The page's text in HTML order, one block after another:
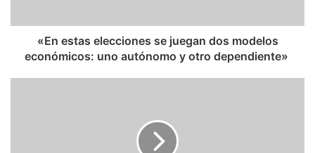
​«En estas elecciones se juegan dos modelos
económicos: uno autónomo y otro dependiente»